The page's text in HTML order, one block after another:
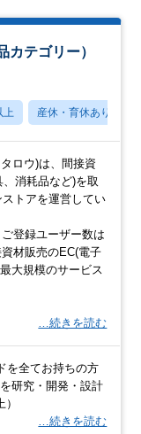
カテゴリー）
上 産休・育休あり
ロウ)は、間接資
消耗品など)を取
トアを運営してい
登録ユーザー数は
材販売のEC(電子
大規模のサービス
…続きを読む
を全てお持ちの方
研究・開発・設計
…続きを読む